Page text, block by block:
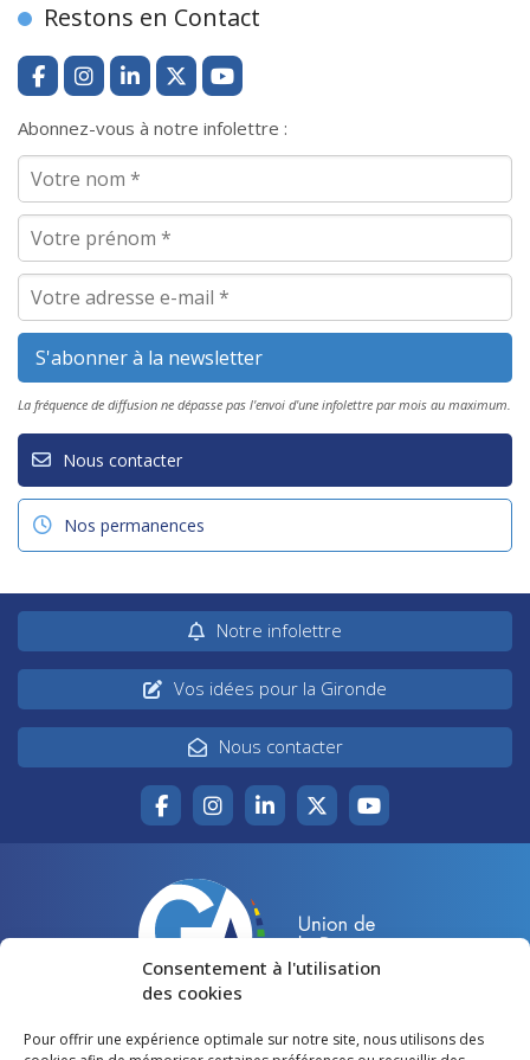
Consentement à l'utilisation
des cookies
Pour offrir une expérience optimale sur notre site, nous utilisons des
Restons en Contact
Abonnez-vous à notre infolettre :
La fréquence de diffusion ne dépasse pas l'envoi d'une infolettre par mois au maximum.
Nous contacter
Nos permanences
Notre infolettre
Vos idées pour la Gironde
Nous contacter
Accueil Agir pour la Gironde